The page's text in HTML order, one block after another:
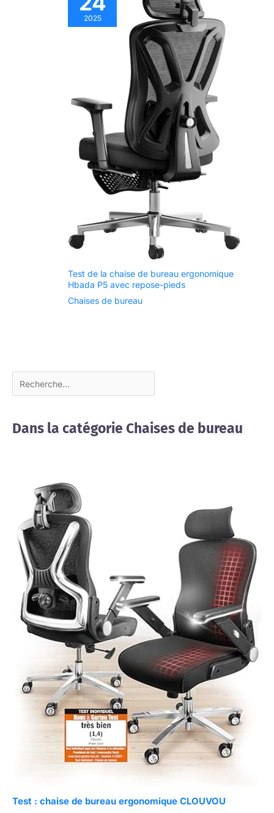
2025
Test de la chaise de bureau ergonomique
Hbada P5 avec repose-pieds
Chaises de bureau
Dans la catégorie Chaises de bureau
Test : chaise de bureau ergonomique CLOUVOU